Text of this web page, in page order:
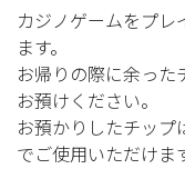
カジノゲームをプレ
ます。
お帰りの際に余った
お預けください。
お預かりしたチップ
でご使用いただけま